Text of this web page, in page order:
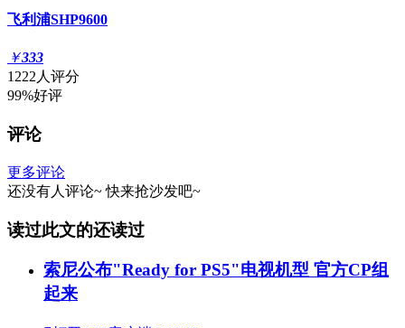
飞利浦SHP9600
￥333
1222人评分
99%好评
评论
更多评论
还没有人评论~ 快来抢沙发吧~
读过此文的还读过
索尼公布"Ready for PS5"电视机型 官方CP组
起来